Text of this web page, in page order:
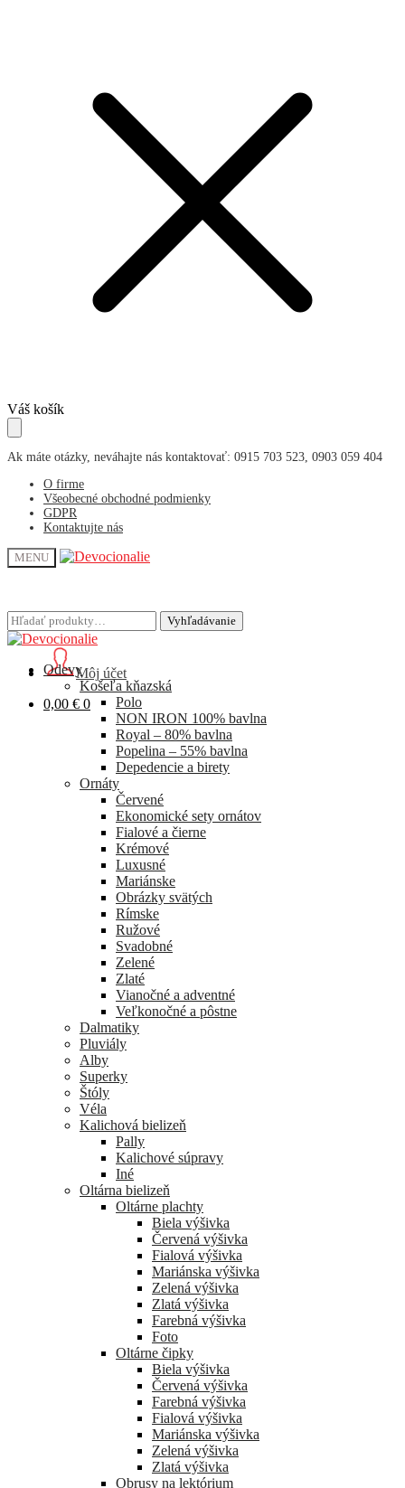
Skip
to
navigation
Skip
to
content
Váš košík
Ak máte otázky, neváhajte nás kontaktovať: 0915 703 523, 0903 059 404
O firme
Všeobecné obchodné podmienky
GDPR
Kontaktujte nás
MENU
Hľadať: Vyhľadávanie
Môj účet
0,00 € 0
Hľadať: Vyhľadávanie
Odevy
Košeľa kňazská
Polo
NON IRON 100% bavlna
Royal – 80% bavlna
Popelina – 55% bavlna
Depedencie a birety
Ornáty
Červené
Ekonomické sety ornátov
Fialové a čierne
Krémové
Luxusné
Mariánske
Obrázky svätých
Rímske
Ružové
Svadobné
Zelené
Zlaté
Vianočné a adventné
Veľkonočné a pôstne
Dalmatiky
Pluviály
Alby
Superky
Štóly
Véla
Kalichová bielizeň
Pally
Kalichové súpravy
Iné
Oltárna bielizeň
Oltárne plachty
Biela výšivka
Červená výšivka
Fialová výšivka
Mariánska výšivka
Zelená výšivka
Zlatá výšivka
Farebná výšivka
Foto
Oltárne čipky
Biela výšivka
Červená výšivka
Farebná výšivka
Fialová výšivka
Mariánska výšivka
Zelená výšivka
Zlatá výšivka
Obrusy na lektórium